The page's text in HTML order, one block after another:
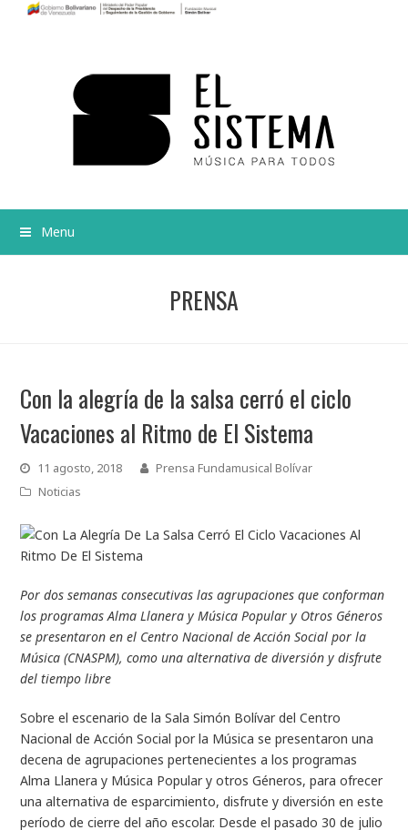
Menu
PRENSA
Con la alegría de la salsa cerró el ciclo
Vacaciones al Ritmo de El Sistema
11 agosto, 2018
Prensa Fundamusical Bolívar
Noticias
Por dos semanas consecutivas las agrupaciones que conforman
los programas Alma Llanera y Música Popular y Otros Géneros
se presentaron en el Centro Nacional de Acción Social por la
Música (CNASPM), como una alternativa de diversión y disfrute
del tiempo libre
Sobre el escenario de la Sala Simón Bolívar del Centro
Nacional de Acción Social por la Música se presentaron una
decena de agrupaciones pertenecientes a los programas
Alma Llanera y Música Popular y otros Géneros, para ofrecer
una alternativa de esparcimiento, disfrute y diversión en este
período de cierre del año escolar. Desde el pasado 30 de julio